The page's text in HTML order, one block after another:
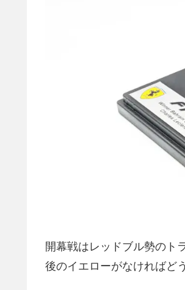
開幕戦はレッドブル勢のト
後のイエローがなければど